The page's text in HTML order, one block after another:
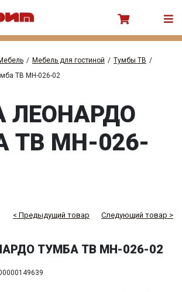
/ Мебель для гостиной / Тумбы ТВ /
ТВ МН-026-02
ЛЕОНАРДО
ТВ МН-026-
< Предыдущий товар Следующий товар >
ТУМБА ТВ МН-026-02